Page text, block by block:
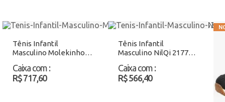
Tênis Infantil
Masculino Molekinho
Caixa com :
R$ 717,60
Tênis Infantil
Masculino NilQi 2177
Caixa com :
R$ 566,40